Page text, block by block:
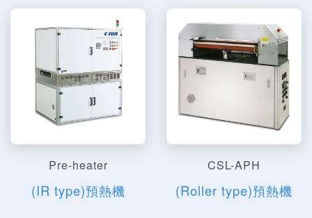
Pre-heater
(IR type)預熱機
CSL-APH
(Roller type)預熱機